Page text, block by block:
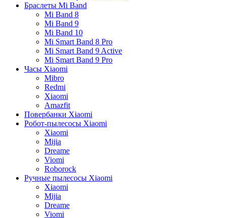
Браслеты Mi Band
Mi Band 8
Mi Band 9
Mi Band 10
Mi Smart Band 8 Pro
Mi Smart Band 9 Active
Mi Smart Band 9 Pro
Часы Xiaomi
Mibro
Redmi
Xiaomi
Amazfit
Повербанки Xiaomi
Робот-пылесосы Xiaomi
Xiaomi
Mijia
Dreame
Viomi
Roborock
Ручные пылесосы Xiaomi
Xiaomi
Mijia
Dreame
Viomi